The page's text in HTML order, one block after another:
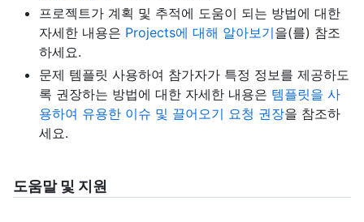
프로젝트가 계획 및 추적에 도움이 되는 방법에 대한
자세한 내용은 Projects에 대해 알아보기을(를) 참조
하세요.
문제 템플릿 사용하여 참가자가 특정 정보를 제공하도
록 권장하는 방법에 대한 자세한 내용은 템플릿을 사
용하여 유용한 이슈 및 끌어오기 요청 권장을 참조하
세요.
도움말 및 지원